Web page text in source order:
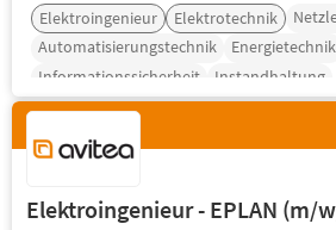
Elektroingenieur Elektrotechnik
Automatisierungstechnik
Energietechnik
Informationssicherheit
Instandhaltung
Elektroingenieur - EPLAN (m/